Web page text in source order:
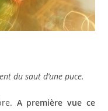
du saut d’une puce.
A première vue ce